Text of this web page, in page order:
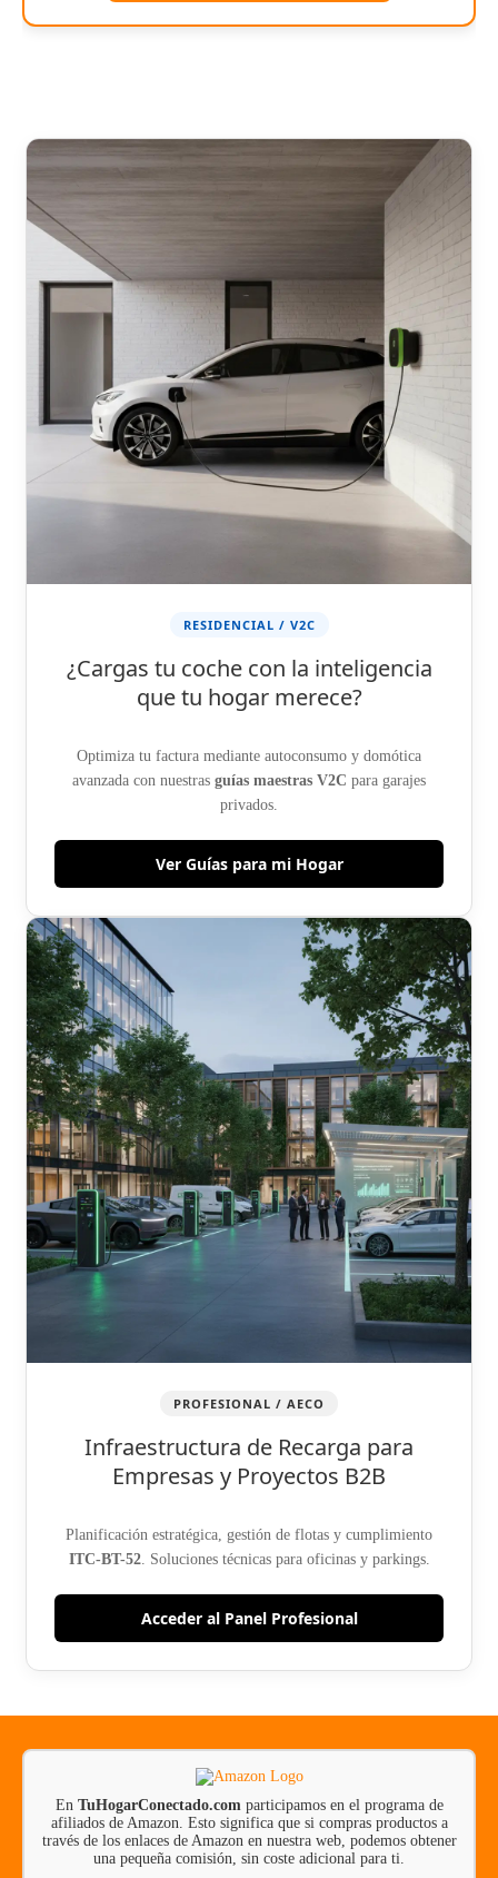
RESIDENCIAL / V2C
¿Cargas tu coche con la inteligencia
que tu hogar merece?
Optimiza tu factura mediante autoconsumo y domótica
avanzada con nuestras guías maestras V2C para garajes
privados.
Ver Guías para mi Hogar
PROFESIONAL / AECO
Infraestructura de Recarga para
Empresas y Proyectos B2B
Planificación estratégica, gestión de flotas y cumplimiento
ITC-BT-52. Soluciones técnicas para oficinas y parkings.
Acceder al Panel Profesional
En TuHogarConectado.comparticipamos en el programa de
afiliados de Amazon. Esto significa que si compras productos a
través de los enlaces de Amazon en nuestra web, podemos obtener
una pequeña comisión, sin coste adicional para ti.